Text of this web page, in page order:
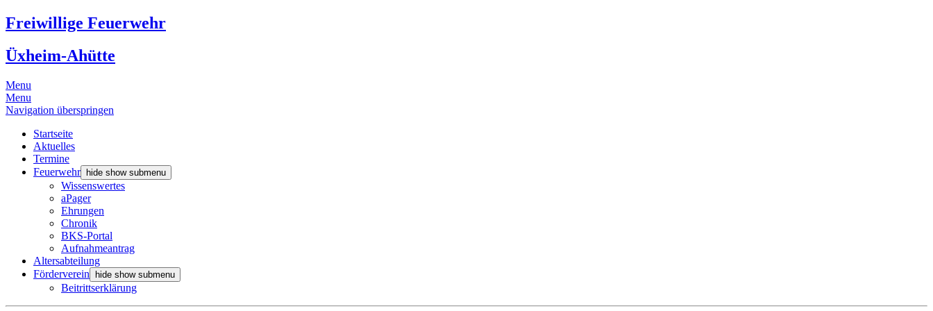
Freiwillige Feuerwehr
Üxheim-Ahütte
Menu
Menu
Navigation überspringen
Startseite
Aktuelles
Termine
Feuerwehr hide show submenu
Wissenswertes
aPager
Ehrungen
Chronik
BKS-Portal
Aufnahmeantrag
Altersabteilung
Förderverein
hide show submenu
Beitrittserklärung